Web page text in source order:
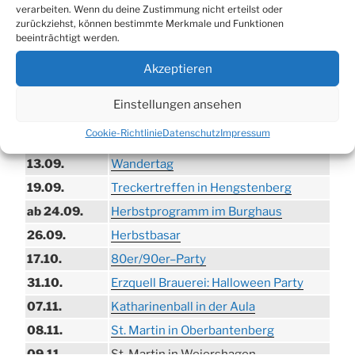
verarbeiten. Wenn du deine Zustimmung nicht erteilst oder
zurückziehst, können bestimmte Merkmale und Funktionen
beeinträchtigt werden.
Akzeptieren
Einstellungen ansehen
Cookie-RichtlinieDatenschutzImpressum
TERMINE
21.06. bis
Biergarten-Wochenenden der Erzquell
Brauerei
Beach-Volleyball-Turnier
13.09.
Wandertag
19.09.
Treckertreffen in Hengstenberg
ab 24.09.
Herbstprogramm im Burghaus
26.09.
Herbstbasar
17.10.
80er/90er–Party
31.10.
Erzquell Brauerei: Halloween Party
07.11.
Katharinenball in der Aula
08.11.
St. Martin in Oberbantenberg